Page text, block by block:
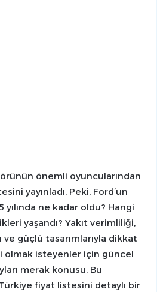
önemli oyuncularından
yayınladı. Peki, Ford’un
ne kadar oldu? Hangi
yaşandı? Yakıt verimliliği,
güçlü tasarımlarıyla dikkat
olmak isteyenler için güncel
merak konusu. Bu
fiyat listesini detaylı bir